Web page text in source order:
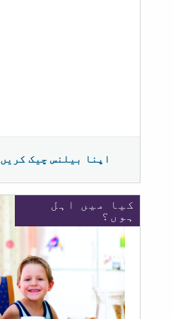
اپنا بیلنس چیک کریں
کیا میں اہل
ہوں؟